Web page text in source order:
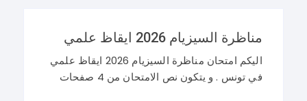
مناظرة السيزيام 2026 ايقاظ علمي
اليكم امتحان مناظرة السيزيام 2026 ايقاظ علمي
في تونس . و يتكون نص الامتحان من 4 صفحات